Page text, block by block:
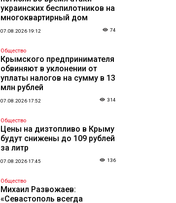
украинских беспилотников на
многоквартирный дом
07.08.2026 19:12 74
Общество
Крымского предпринимателя
обвиняют в уклонении от
уплаты налогов на сумму в 13
млн рублей
07.08.2026 17:52 314
Общество
Цены на дизтопливо в Крыму
будут снижены до 109 рублей
за литр
07.08.2026 17:45 136
Общество
Михаил Развожаев:
«Севастополь всегда